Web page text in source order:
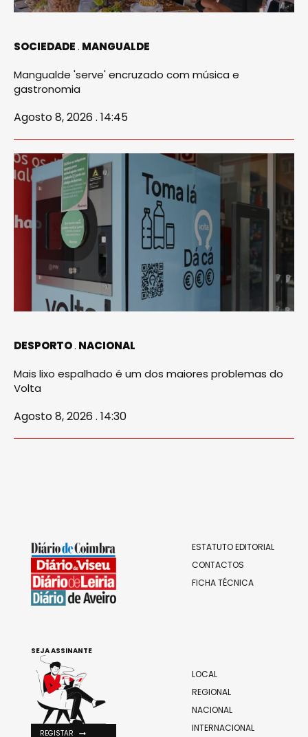
SOCIEDADE MANGUALDE
Mangualde 'serve' encruzado com música e
gastronomia
Agosto 8, 2026 . 14:45
DESPORTO NACIONAL
Mais lixo espalhado é um dos maiores problemas do
Volta
Agosto 8, 2026 . 14:30
ESTATUTO EDITORIAL
CONTACTOS
FICHA TÉCNICA
LOCAL
REGIONAL
NACIONAL
INTERNACIONAL
SEJA ASSINANTE
REGISTAR